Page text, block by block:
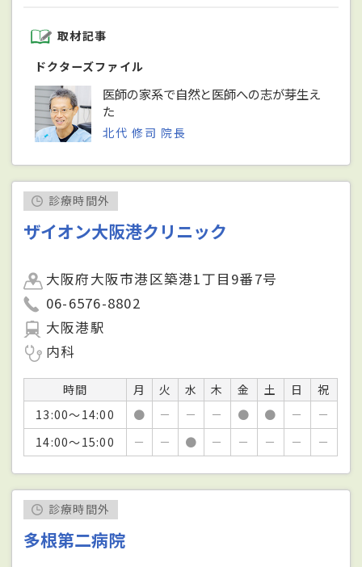
取材記事
ドクターズファイル
医師の家系で自然と医師への志が芽生え
た
北代 修司 院長
診療時間外
ザイオン大阪港クリニック
大阪府大阪市港区築港1丁目9番7号
06-6576-8802
大阪港駅
内科
時間 月 火 水 木 金 土 日
祝
13:00～14:00
● － － － ● ● －
－
14:00～15:00
－ － ● － － － － －
診療時間外
多根第二病院